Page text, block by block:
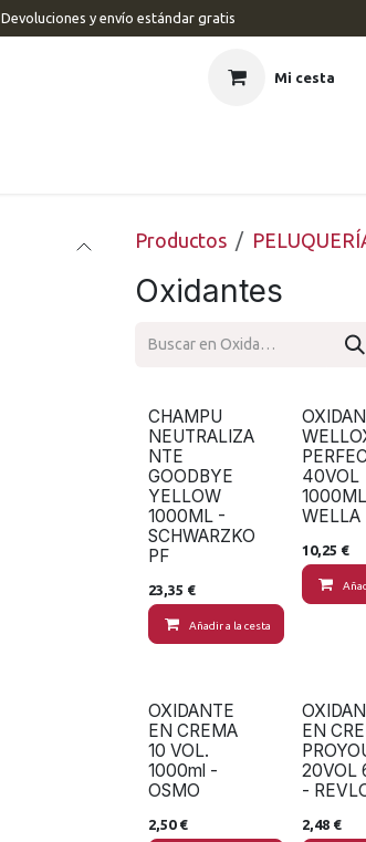
Devoluciones y envío estándar gratis
Mi cesta
Productos
Oxidantes
CHAMPU
NEUTRALIZA
NTE
GOODBYE
YELLOW
1000ML -
SCHWARZKO
PF
23,35 €
Añadir a la cesta
40VOL
WELLA
10,25 €
OXIDANTE
EN CREMA
10 VOL.
1000ml -
OSMO
2,50€
EN
20VOL
-
2,48€